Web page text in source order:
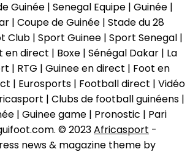
Guinée | Senegal Equipe | Guinée |
| Coupe de Guinée | Stade du 28
Club | Sport Guinee | Sport Senegal |
en direct | Boxe | Sénégal Dakar | La
| RTG | Guinee en direct | Foot en
| Eurosports | Football direct | Vidéo
| Clubs de football guinéens |
| Guinee game | Pronostic | Pari
© 2023Africasport -
news & magazine theme by